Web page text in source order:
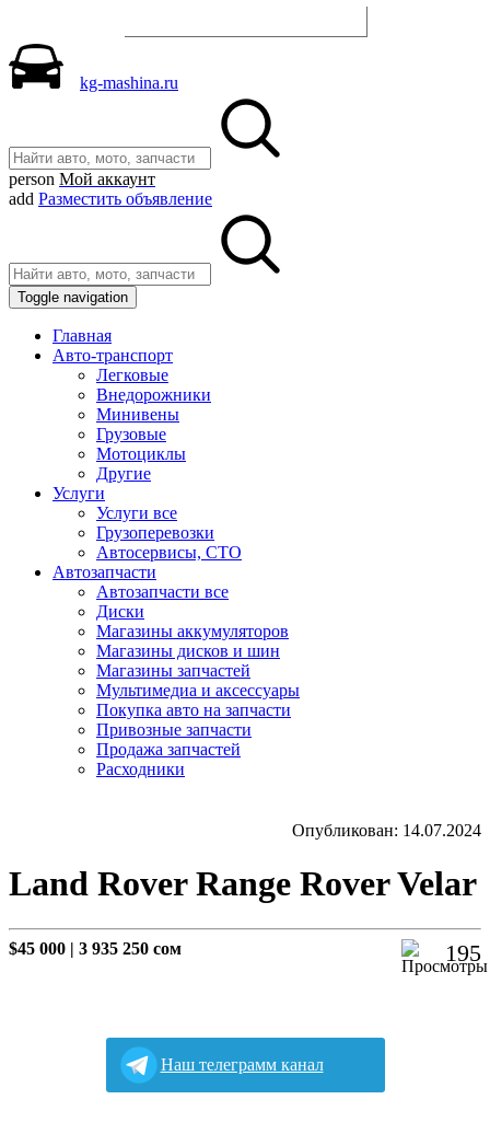
kg-mashina.ru
person Мой аккаунт
add Разместить объявление
Toggle navigation
Главная
Авто-транспорт
Легковые
Внедорожники
Минивены
Грузовые
Мотоциклы
Другие
Услуги
Услуги все
Грузоперевозки
Автосервисы, СТО
Автозапчасти
Автозапчасти все
Диски
Магазины аккумуляторов
Магазины дисков и шин
Магазины запчастей
Мультимедиа и аксессуары
Покупка авто на запчасти
Привозные запчасти
Продажа запчастей
Расходники
Опубликован: 14.07.2024
Land Rover Range Rover Velar
$45 000 | 3 935 250 сом 195
Наш телеграмм канал